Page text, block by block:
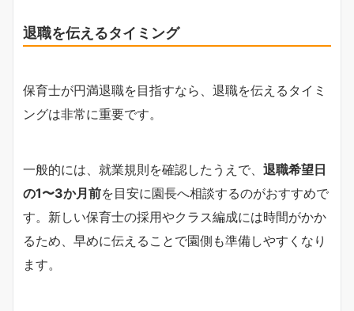
退職を伝えるタイミング
保育士が円満退職を目指すなら、退職を伝えるタイミ
ングは非常に重要です。
一般的には、就業規則を確認したうえで、 退職希望日
の1〜3か月前を目安に園長へ相談するのがおすすめで
す。新しい保育士の採用やクラス編成には時間がかか
るため、早めに伝えることで園側も準備しやすくなり
ます。